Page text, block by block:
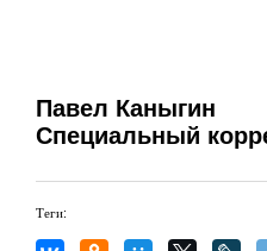
Павел Каныгин
Специальный
Теги: